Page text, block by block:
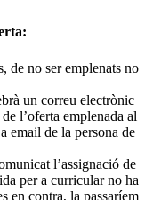
de no ser emplenats no
un correu electrònic
l’oferta emplenada al
email de la persona de
l’assignació de
per a curricular no ha
en contra, la passaríem